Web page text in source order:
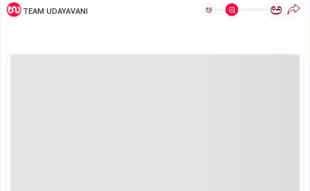
TEAM UDAYAVANI ಅ ಅ